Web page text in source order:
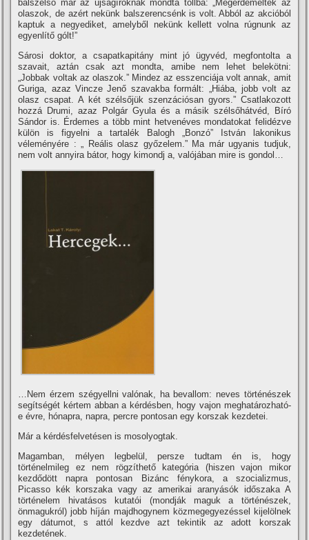
balszélső már az újságí­róknak mondta tollba: „Megérdemelték az
olaszok, de azért nekünk balszerencsénk is volt. Abból az akcióból
kaptuk a negyediket, amelyből nekünk kellett volna rúgnunk az
egyenlí­tő gólt!”
Sárosi doktor, a csapatkapitány mint jó ügyvéd, megfontolta a
szavait, aztán csak azt mondta, amibe nem lehet belekötni:
„Jobbak voltak az olaszok.” Mindez az esszenciája volt annak, amit
Guriga, azaz Vincze Jenő szavakba formált: „Hiába, jobb volt az
olasz csapat. A két szélsőjük szenzációsan gyors.” Csatlakozott
hozzá Drumi, azaz Polgár Gyula és a másik szélsőhátvéd, Bí­ró
Sándor is. Érdemes a több mint hetvenéves mondatokat felidézve
külön is figyelni a tartalék Balogh „Bonzó” István lakonikus
véleményére : „ Reális olasz győzelem.” Ma már ugyanis tudjuk,
nem volt annyira bátor, hogy kimondj a, valójában mire is gondol…
…Nem érzem szégyellni valónak, ha bevallom: neves történészek
segí­tségét kértem abban a kérdésben, hogy vajon meghatározható-
e évre, hónapra, napra, percre pontosan egy korszak kezdetei.
Már a kérdésfelvetésen is mosolyogtak.
Magamban, mélyen legbelül, persze tudtam én is, hogy
történelmileg ez nem rögzí­thető kategória (hiszen vajon mikor
kezdődött napra pontosan Bizánc fénykora, a szocializmus,
Picasso kék korszaka vagy az amerikai aranyásók időszakaA
történelem hivatásos kutatói (mondják maguk a történészek,
önmagukról) jobb hí­ján majdhogynem közmegegyezéssel kijelölnek
egy dátumot, s attól kezdve azt tekintik az adott korszak
kezdetének.